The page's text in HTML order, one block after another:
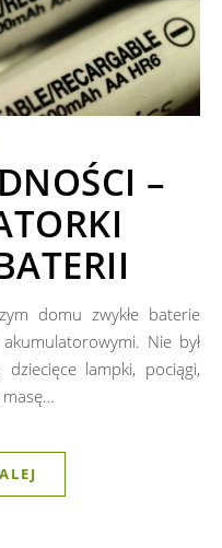
–
Nie był
lampki, pociągi,
masę…